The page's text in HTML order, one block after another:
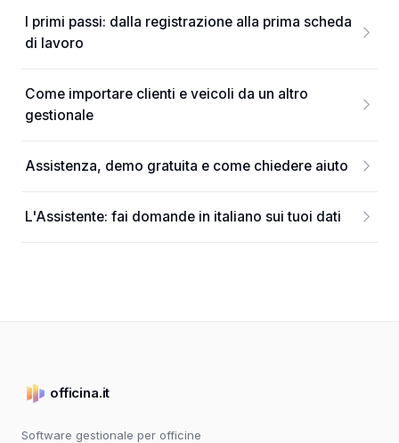
I primi passi: dalla registrazione alla prima scheda
di lavoro
Come importare clienti e veicoli da un altro
gestionale
Assistenza, demo gratuita e come chiedere aiuto
L'Assistente: fai domande in italiano sui tuoi dati
officina.it
Software gestionale per officine